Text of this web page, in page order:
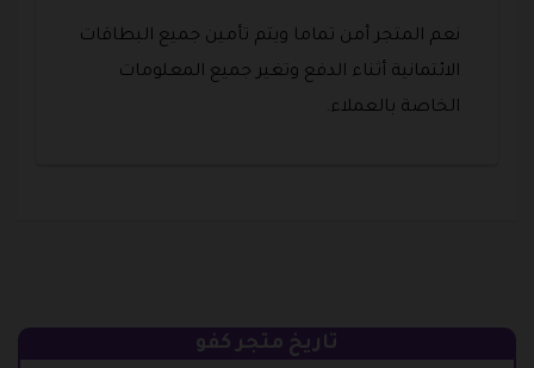
نعم المتجر أمن تماما ويتم تأمين جميع البطاقات
الائتمانية أثناء الدفع وتغير جميع المعلومات
الخاصة بالعملاء.
تاريخ متجر كفو